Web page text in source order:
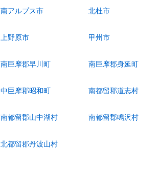
南アルプス市 北杜市
上野原市 甲州市
南巨摩郡早川町 南巨摩郡身延町
中巨摩郡昭和町 南都留郡道志村
南都留郡山中湖村 南都留郡鳴沢村
北都留郡丹波山村